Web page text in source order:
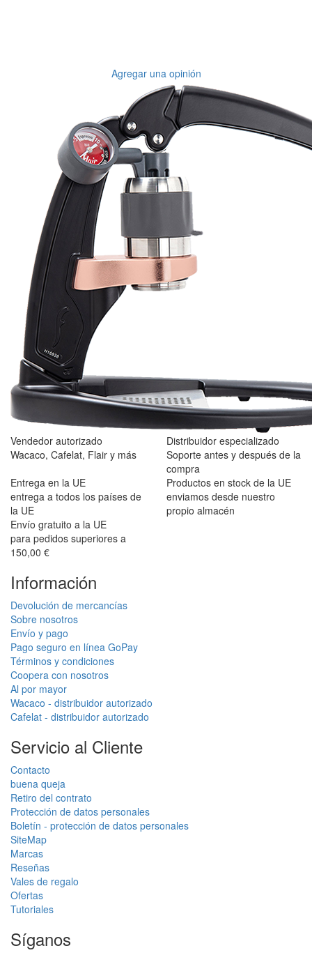
Agregar una opinión
Vendedor autorizado
Wacaco, Cafelat, Flair y más
Distribuidor especializado
Soporte antes y después de la
compra
Entrega en la UE
entrega a todos los países de
la UE
Productos en stock de la UE
enviamos desde nuestro
propio almacén
Envío gratuito a la UE
para pedidos superiores a
150,00 €
Información
Devolución de mercancías
Sobre nosotros
Envío y pago
Pago seguro en línea GoPay
Términos y condiciones
Coopera con nosotros
Al por mayor
Wacaco - distribuidor autorizado
Cafelat - distribuidor autorizado
Servicio al Cliente
Contacto
buena queja
Retiro del contrato
Protección de datos personales
Boletín - protección de datos personales
SiteMap
Marcas
Reseñas
Vales de regalo
Ofertas
Tutoriales
Síganos